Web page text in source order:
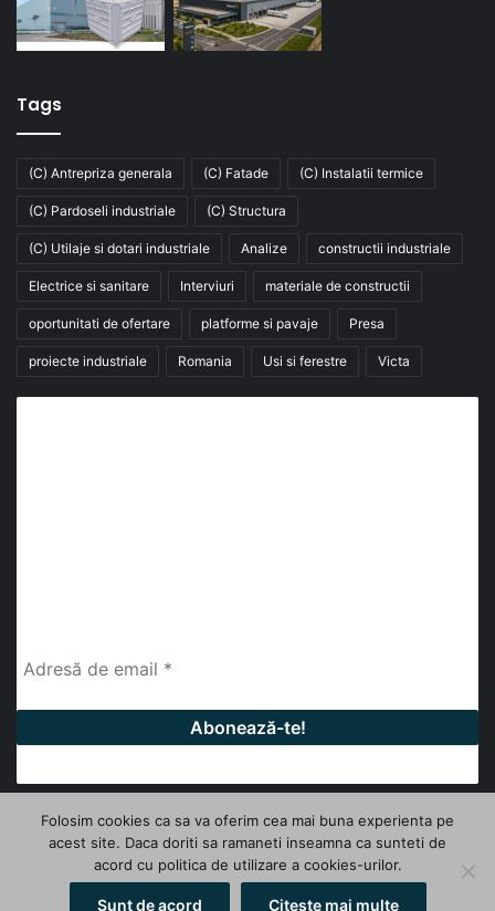
Tags
(C) Antrepriza generala (C) Fatade (C) Instalatii termice
(C) Pardoseli industriale (C) Structura
(C) Utilaje si dotari industriale Analize constructii industriale
Electrice si sanitare Interviuri materiale de constructii
oportunitati de ofertare platforme si pavaje Presa
proiecte industriale Romania Usi si ferestre Victa
© Copyright 2026, All Rights Reserved | InfoHale
FacebookLinkedInYouTube
Folosim cookies ca sa va oferim cea mai buna experienta pe
acest site. Daca doriti sa ramaneti inseamna ca sunteti de
acord cu politica de utilizare a cookies-urilor.
Sunt de acord Citeste mai multe